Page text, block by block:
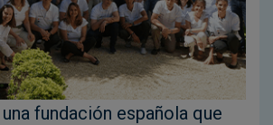
una fundación española que